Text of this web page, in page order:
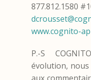
877.812.1580
www.cognito-
P.-S
évolution,